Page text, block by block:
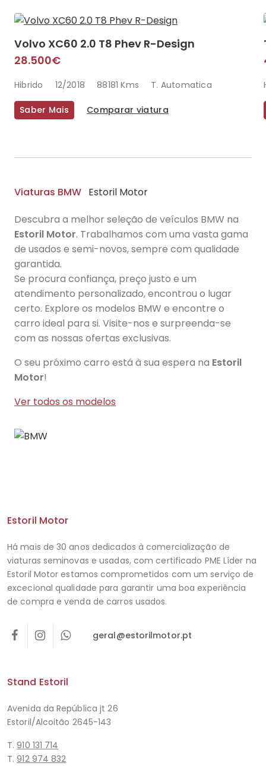
Volvo XC60 2.0 T8 Phev R-Design
28.500€
Hibrido 12/2018 88181 Kms T. Automatica
Saber Mais Comparar viatura
Viaturas BMW Estoril Motor
Descubra a melhor seleção de veículos BMW na
Estoril Motor. Trabalhamos com uma vasta gama
de usados e semi-novos, sempre com qualidade
garantida.
Se procura confiança, preço justo e um
atendimento personalizado, encontrou o lugar
certo. Explore os modelos BMW e encontre o
carro ideal para si. Visite-nos e surpreenda-se
com as nossas ofertas exclusivas.
O seu próximo carro está à sua espera na Estoril
Motor!
Ver todos os modelos
Estoril Motor
Há mais de 30 anos dedicados à comercialização de
viaturas seminovas e usadas, com certificado PME Líder na
Estoril Motor estamos comprometidos com um serviço de
excecional qualidade para garantir uma boa experiência
de compra e venda de carros usados.
geral@estorilmotor.pt
Stand Estoril
Avenida da República jt 26
Estoril/Alcoitão 2645-143
T.910 131 714
T.912 974 832